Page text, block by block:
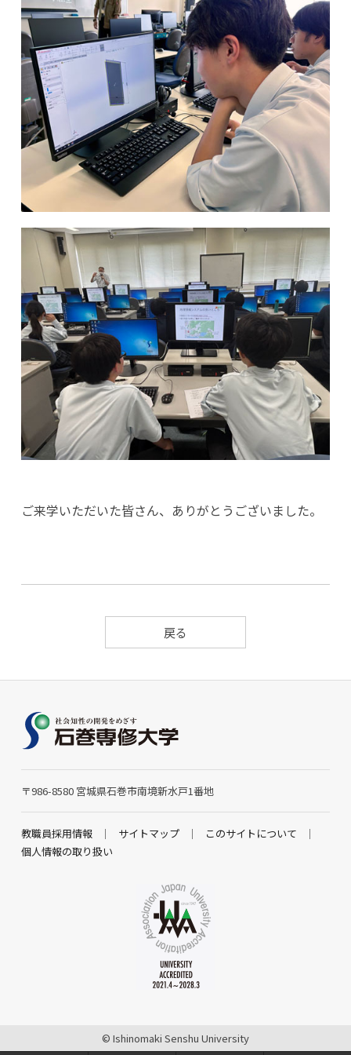
ご来学いただいた皆さん、ありがとうございました。
戻る
〒986-8580 宮城県石巻市南境新水戸1番地
教職員採用情報 サイトマップ
このサイトについて
個人情報の取り扱い
© Ishinomaki Senshu University